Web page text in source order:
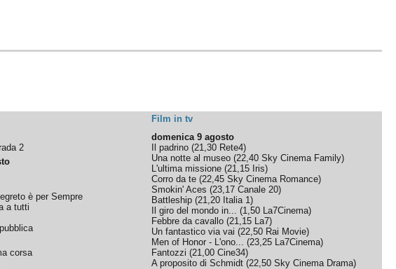
Film in tv
2
è per Sempre
a tutti
corsa
domenica 9 agosto
Il padrino (21,30 Rete4)
Una notte al museo (22,40 Sky Cinema Family)
L'ultima missione (21,15 Iris)
Corro da te (22,45 Sky Cinema Romance)
Smokin' Aces (23,17 Canale 20)
Battleship (21,20 Italia 1)
Il giro del mondo in... (1,50 La7Cinema)
Febbre da cavallo (21,15 La7)
Un fantastico via vai (22,50 Rai Movie)
Men of Honor - L'ono... (23,25 La7Cinema)
Fantozzi (21,00 Cine34)
A proposito di Schmidt (22,50 Sky Cinema Drama)